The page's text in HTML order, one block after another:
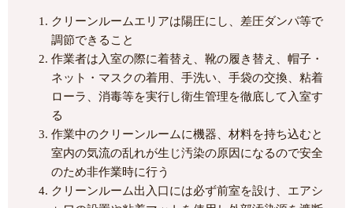
クリーンルームエリアは陽圧にし、差圧ダンパ等で
調節できること
作業者は入室の際に着替え、靴の履き替え、帽子・
ネット・マスクの着用、手洗い、手袋の交換、粘着
ローラ、消毒等を実行し衛生管理を徹底して入室す
る
作業中のクリーンルームに機器、材料を持ち込むと
室内の気流の乱れが生じ汚染の原因になるので安全
のため非作業時に行う
クリーンルーム出入口には必ず前室を設け、エアシ